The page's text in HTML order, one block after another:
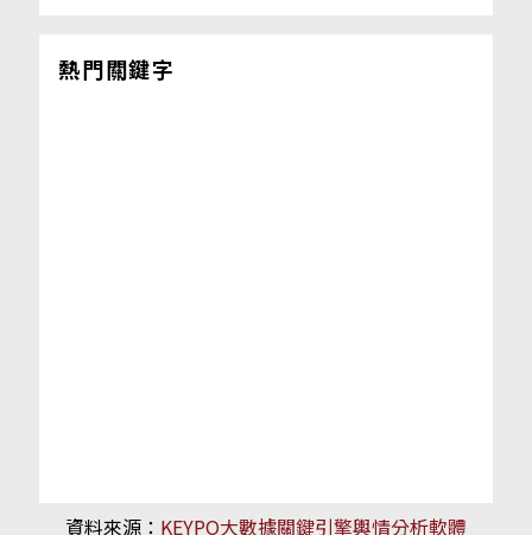
熱門關鍵字
資料來源： KEYPO大數據關鍵引擎輿情分析軟體